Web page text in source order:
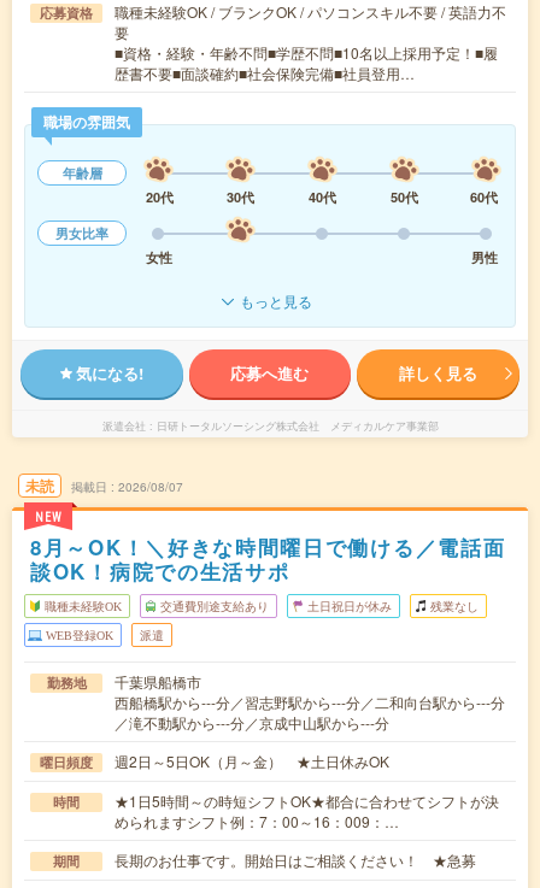
応募資格
職種未経験OK / ブランクOK / パソコンスキル不要 / 英語力不
要
■資格・経験・年齢不問■学歴不問■10名以上採用予定！■履
歴書不要■面談確約■社会保険完備■社員登用…
職場の雰囲気
年齢層
20代
30代 40代 50代
60代
男女比率
女性
男性
もっと見る
気になる! 応募へ進む 詳しく見る
派遣会社 日研トータルソーシング株式会社 メディカルケア事業部
未読
NEW
掲載日 2026/08/07
8月～OK！＼好きな時間曜日で働ける／電話面
談OK！病院での生活サポ
職種未経験OK 交通費別途支給あり 土日祝日が休み 残業なし
WEB登録OK 派遣
勤務地
千葉県船橋市
西船橋駅から---分／習志野駅から---分／二和向台駅から---分
／滝不動駅から---分／京成中山駅から---分
曜日頻度 週2日～5日OK（月～金） ★土日休みOK
時間
★1日5時間～の時短シフトOK★都合に合わせてシフトが決
められますシフト例：7：00～16：009：…
期間 長期のお仕事です。開始日はご相談ください！ ★急募